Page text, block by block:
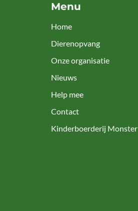
Menu
Home
Dierenopvang
Onze organisatie
Nieuws
Help mee
Contact
Kinderboerderij Monster